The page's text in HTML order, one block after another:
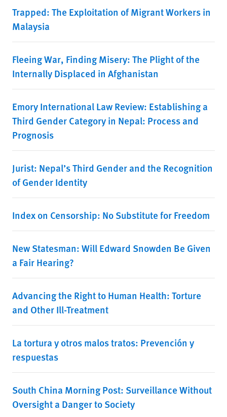
Trapped: The Exploitation of Migrant Workers in
Malaysia
Fleeing War, Finding Misery: The Plight of the
Internally Displaced in Afghanistan
Emory International Law Review: Establishing a
Third Gender Category in Nepal: Process and
Prognosis
Jurist: Nepal’s Third Gender and the Recognition
of Gender Identity
Index on Censorship: No Substitute for Freedom
New Statesman: Will Edward Snowden Be Given
a Fair Hearing?
Advancing the Right to Human Health: Torture
and Other Ill-Treatment
La tortura y otros malos tratos: Prevención y
respuestas
South China Morning Post: Surveillance Without
Oversight a Danger to Society